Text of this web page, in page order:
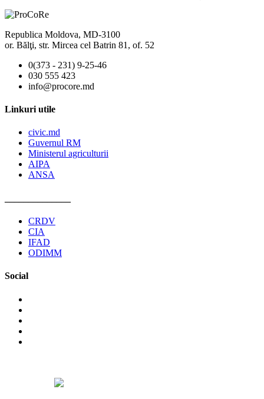
Republica Moldova, MD-3100
or. Bălţi, str. Mircea cel Batrin 81, of. 52
0(373 - 231) 9-25-46
030 555 423
info@procore.md
Linkuri utile
civic.md
Guvernul RM
Ministerul agriculturii
AIPA
ANSA
CRDV
CIA
IFAD
ODIMM
Social